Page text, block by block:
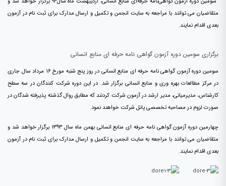
متقاضیان می توانند با مراجعه به سایت انجمن و تکمیل و ارسال مدارک برای ثبت نام در آزمون
بعدی اقدام نمایند.
برگزاری سومین دوره آزمون گواهی نامه حرفه ای منابع انسانی
سومین دوره آزمون گواهی نامه حرفه ای منابع انسانی در روز پنج شنبه مورخ ۱۶ مرداد سال جاری
در مرکز مطالعات بهره وری و منابع انسانی برگزار شد. در این دوره شرکت کنندگان در سه سطح
کارشناس، مدیرمیانی، مدیر ارشد در آزمون شرکت کردنند که مطابق روال گذشته پذیرفته شدگان در
صورت لزوم در مصاحبه تخصصی پانل شرکت خواهند نمود.
چهارمین دوره آزمون گواهی نامه حرفه ای منابع انسانی بهمن ماه سال ۱۳۹۳ برگزار خواهد شد و
متقاضیان می توانند با مراجعه به سایت انجمن و تکمیل و ارسال مدارک برای ثبت نام در آزمون
بعدی اقدام نمایند.